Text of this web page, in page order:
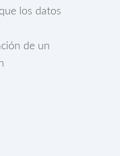
los datos
de un